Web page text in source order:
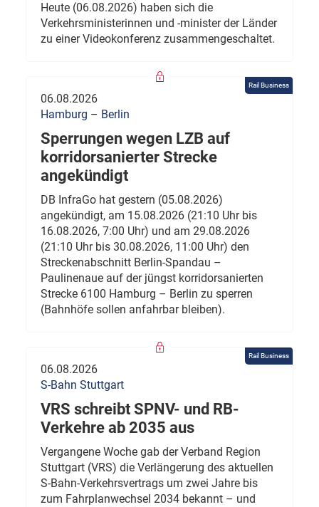
Heute (06.08.2026) haben sich die
Verkehrsministerinnen und -minister der Länder
zu einer Videokonferenz zusammengeschaltet.
Rail Business
06.08.2026
Hamburg – Berlin
Sperrungen wegen LZB auf
korridorsanierter Strecke
angekündigt
DB InfraGo hat gestern (05.08.2026)
angekündigt, am 15.08.2026 (21:10 Uhr bis
16.08.2026, 7:00 Uhr) und am 29.08.2026
(21:10 Uhr bis 30.08.2026, 11:00 Uhr) den
Streckenabschnitt Berlin-Spandau –
Paulinenaue auf der jüngst korridorsanierten
Strecke 6100 Hamburg – Berlin zu sperren
(Bahnhöfe sollen anfahrbar bleiben).
Rail Business
06.08.2026
S-Bahn Stuttgart
VRS schreibt SPNV- und RB-
Verkehre ab 2035 aus
Vergangene Woche gab der Verband Region
Stuttgart (VRS) die Verlängerung des aktuellen
S-Bahn-Verkehrsvertrags um zwei Jahre bis
zum Fahrplanwechsel 2034 bekannt – und